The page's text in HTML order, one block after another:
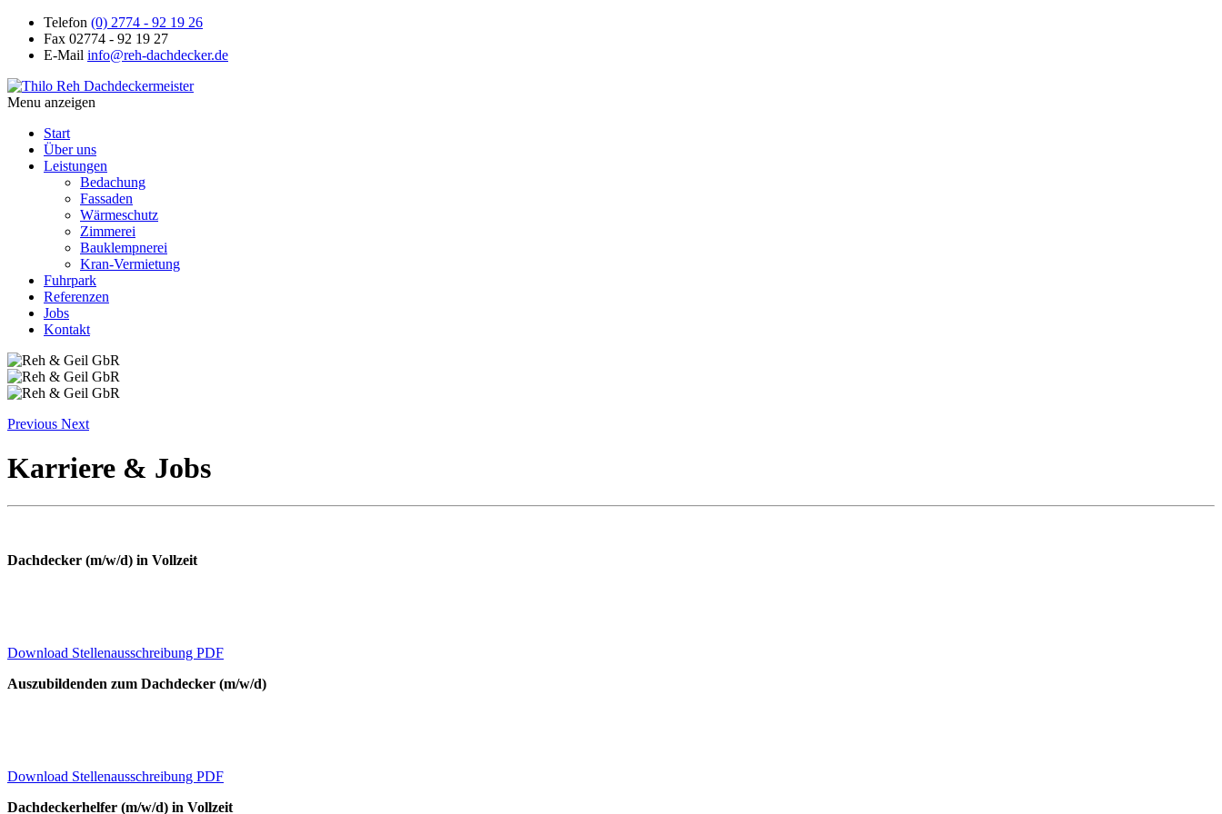
Telefon (0) 2774 - 92 19 26
Fax 02774 - 92 19 27
E-Mail info@reh-dachdecker.de
Menu anzeigen
Start
Über uns
Leistungen
Bedachung
Fassaden
Wärmeschutz
Zimmerei
Bauklempnerei
Kran-Vermietung
Fuhrpark
Referenzen
Jobs
Kontakt
Previous Next
Karriere & Jobs
Dachdecker (m/w/d) in Vollzeit
Download Stellenausschreibung PDF
Auszubildenden zum Dachdecker (m/w/d)
Download Stellenausschreibung PDF
Dachdeckerhelfer (m/w/d) in Vollzeit